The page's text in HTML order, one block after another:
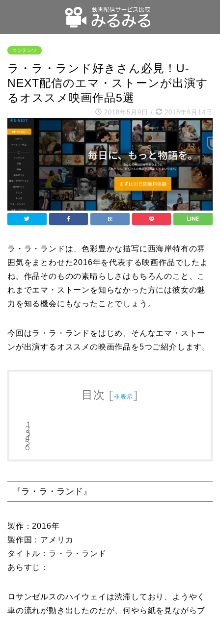
コンテンツ
ラ・ラ・ランド好きさん必見！U-
NEXT配信のエマ・ストーンが出演す
るオススメ映画作品5選
2018年5月9日 / 2018年6月14日
ラ・ラ・ランドは、色彩豊かな描写に西海岸特有の雰
囲気をまとわせた2016年を代表する映画作品でしたよ
ね。作品そのものの素晴らしさはもちろんのこと、こ
れまでエマ・ストーンを知らなかった方には彼女の魅
力を知る機会にもなったことでしょう。
今回はラ・ラ・ランドをはじめ、そんなエマ・ストー
ンが出演するオススメの映画作品を5つご紹介します。
目次 [非表示]
『ラ・ラ・ランド』
製作：2016年
製作国：アメリカ
タイトル：ラ・ラ・ランド
あらすじ：
ロサンゼルスのハイウェイは渋滞しており、ようやく
車の流れが動き出したのだが、何やら紙を見ながらブ